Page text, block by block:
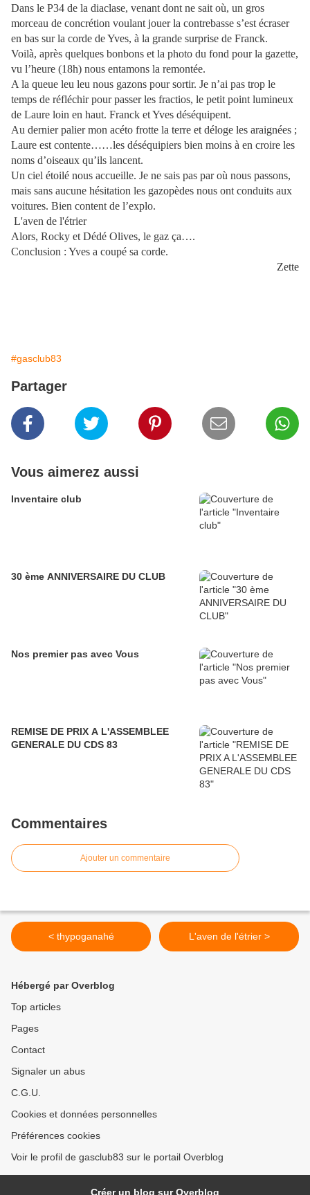
Dans le P34 de la diaclase, venant dont ne sait où, un gros
morceau de concrétion voulant jouer la contrebasse s’est écraser
en bas sur la corde de Yves, à la grande surprise de Franck.
Voilà, après quelques bonbons et la photo du fond pour la gazette,
vu l’heure (18h) nous entamons la remontée.
A la queue leu leu nous gazons pour sortir. Je n’ai pas trop le
temps de réfléchir pour passer les fractios, le petit point lumineux
de Laure loin en haut. Franck et Yves déséquipent.
Au dernier palier mon acéto frotte la terre et déloge les araignées ;
Laure est contente……les déséquipiers bien moins à en croire les
noms d’oiseaux qu’ils lancent.
Un ciel étoilé nous accueille. Je ne sais pas par où nous passons,
mais sans aucune hésitation les gazopèdes nous ont conduits aux
voitures. Bien content de l’explo.
L'aven de l'étrier
Alors, Rocky et Dédé Olives, le gaz ça….
Conclusion : Yves a coupé sa corde.
Zette
#gasclub83
Partager
Vous aimerez aussi
Inventaire club
30 ème ANNIVERSAIRE DU CLUB
Nos premier pas avec Vous
REMISE DE PRIX A L'ASSEMBLEE
GENERALE DU CDS 83
Commentaires
Ajouter un commentaire
< thypoganahé L'aven de l'étrier >
Hébergé par Overblog
Top articles
Pages
Contact
Signaler un abus
C.G.U.
Cookies et données personnelles
Préférences cookies
Voir le profil de gasclub83 sur le portail Overblog
Créer un blog sur Overblog